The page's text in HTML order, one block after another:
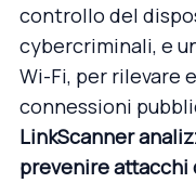
controllo del
cybercriminali, e
Wi-Fi, per rilevare
connessioni
LinkScanner
prevenire attacchi